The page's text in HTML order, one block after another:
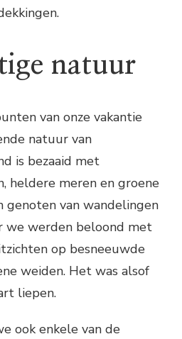
natuur
van onze vakantie
natuur van
is bezaaid met
heldere meren en groene
genoten van wandelingen
we werden beloond met
op besneeuwde
weiden. Het was alsof
liepen.
ook enkele van de